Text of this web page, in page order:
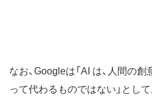
なお、Googleは「AI は、人間の
って代わるものではない」とし